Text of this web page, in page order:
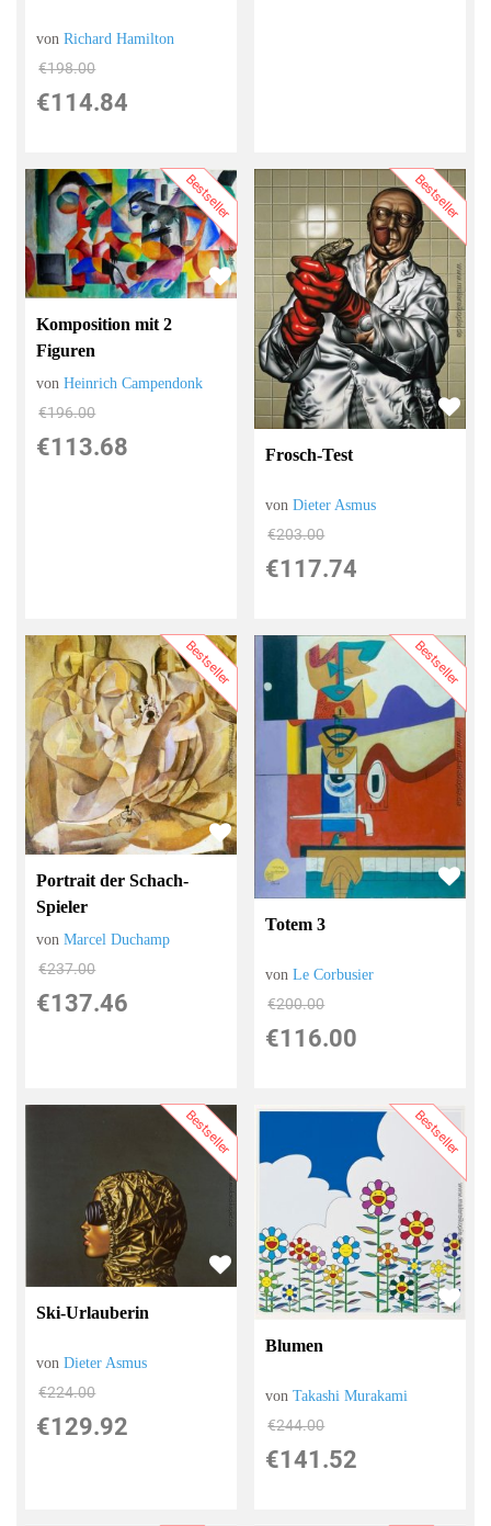
vonRichard Hamilton
€198.00
€114.84
Bestseller
Komposition mit 2
Figuren
vonHeinrich Campendonk
€196.00
€113.68
Bestseller
Frosch-Test
vonDieter Asmus
€203.00
€117.74
Bestseller
Portrait der Schach-
Spieler
vonMarcel Duchamp
€237.00
€137.46
Bestseller
Totem 3
vonLe Corbusier
€200.00
€116.00
Bestseller
Ski-Urlauberin
vonDieter Asmus
€224.00
€129.92
Bestseller
Blumen
vonTakashi Murakami
€244.00
€141.52